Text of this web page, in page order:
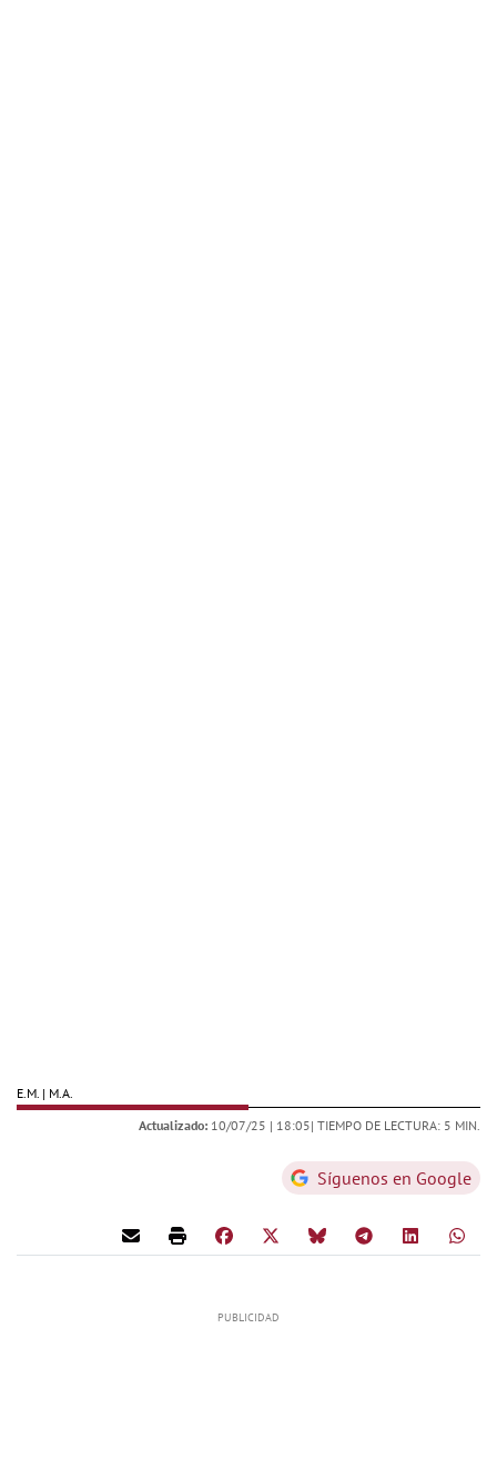
E.M. | M.A.
Actualizado: 10/07/25 | 18:05| TIEMPO DE LECTURA: 5 MIN.
Síguenos en Google